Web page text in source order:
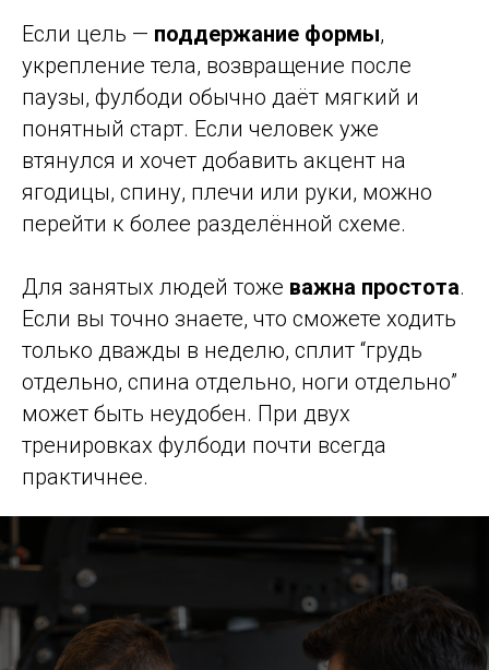
Если цель — поддержание формы,
укрепление тела, возвращение после
паузы, фулбоди обычно даёт мягкий и
понятный старт. Если человек уже
втянулся и хочет добавить акцент на
ягодицы, спину, плечи или руки, можно
перейти к более разделённой схеме.
Для занятых людей тоже важна простота.
Если вы точно знаете, что сможете ходить
только дважды в неделю, сплит “грудь
отдельно, спина отдельно, ноги отдельно”
может быть неудобен. При двух
тренировках фулбоди почти всегда
практичнее.